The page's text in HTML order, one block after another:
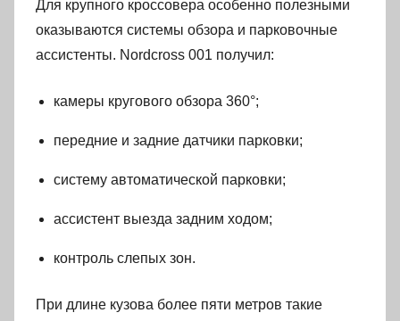
Для крупного кроссовера особенно полезными
оказываются системы обзора и парковочные
ассистенты. Nordcross 001 получил:
камеры кругового обзора 360°;
передние и задние датчики парковки;
систему автоматической парковки;
ассистент выезда задним ходом;
контроль слепых зон.
При длине кузова более пяти метров такие